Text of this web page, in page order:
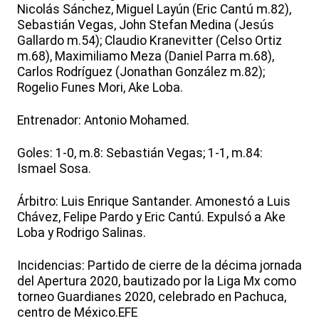
Nicolás Sánchez, Miguel Layún (Eric Cantú m.82),
Sebastián Vegas, John Stefan Medina (Jesús
Gallardo m.54); Claudio Kranevitter (Celso Ortiz
m.68), Maximiliamo Meza (Daniel Parra m.68),
Carlos Rodríguez (Jonathan González m.82);
Rogelio Funes Mori, Ake Loba.
Entrenador: Antonio Mohamed.
Goles: 1-0, m.8: Sebastián Vegas; 1-1, m.84:
Ismael Sosa.
Árbitro: Luis Enrique Santander. Amonestó a Luis
Chávez, Felipe Pardo y Eric Cantú. Expulsó a Ake
Loba y Rodrigo Salinas.
Incidencias: Partido de cierre de la décima jornada
del Apertura 2020, bautizado por la Liga Mx como
torneo Guardianes 2020, celebrado en Pachuca,
centro de México.EFE